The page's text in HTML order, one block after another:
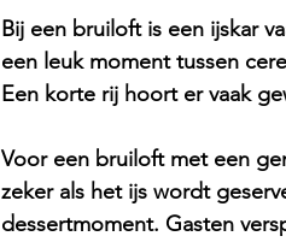
Bij een bruiloft is een ijskar
een leuk moment tussen
Een korte rij hoort er vaak
Voor een bruiloft met een
zeker als het ijs wordt
dessertmoment. Gasten